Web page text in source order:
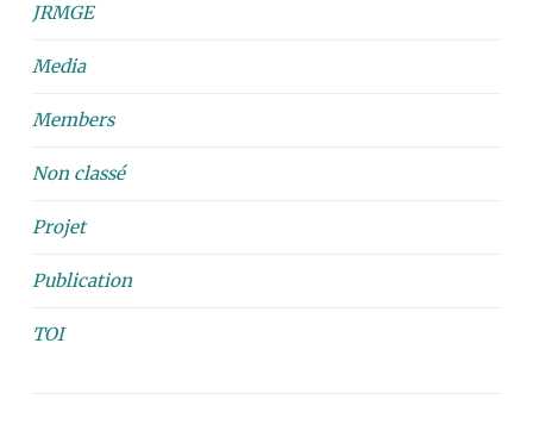
JRMGE
Media
Members
Non classé
Projet
Publication
TOI